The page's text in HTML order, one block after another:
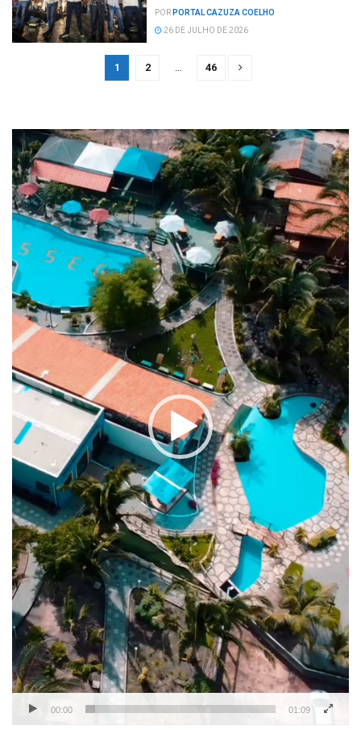
POR PORTAL CAZUZA COELHO
26 DE JULHO DE 2026
1 2 … 46
Tocador
de
vídeo
00:00 01:09